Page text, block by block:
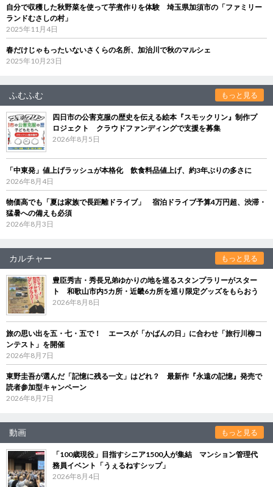
自分で収穫した秋野菜を使って芋煮作りを体験 埼玉県加須市の「ファミリー
ランドむさしの村」
2025年11月4日
春だけじゃもったいないさくらの名所、加治川で秋のマルシェ
2025年10月23日
ふむふむ もっと見る
四日市の公害克服の歴史を伝える絵本『スモックリン』制作プ
ロジェクト クラウドファンディングで支援を募集
2026年8月5日
「中東発」値上げラッシュが本格化 飲食料品値上げ、約3年ぶりの多さに
2026年8月4日
物価高でも「夏は家族で長距離ドライブ」 宿泊ドライブ予算4万円超、渋滞・
猛暑への備えも必須
2026年8月3日
カルチャー もっと見る
豊臣秀吉・秀長兄弟ゆかりの地を巡るスタンプラリーがスター
ト 和歌山市内5カ所・近畿6カ所を巡り限定グッズをもらおう
2026年8月8日
旅の思い出を五・七・五で！ エースが「かばんの日」に合わせ「旅行川柳コ
ンテスト」を開催
2026年8月7日
東野圭吾が選んだ「記憶に残る一文」はどれ？ 最新作『永遠の記憶』発売で
読者参加型キャンペーン
2026年8月7日
動画 もっと見る
「100歳現役」目指すシニア1500人が集結 マンション管理代
務員イベント「うぇるねすシップ」
2026年8月4日